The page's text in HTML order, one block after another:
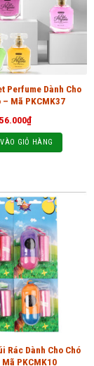
Perfume Dành Cho
– Mã PKCMK37
56.000₫
GIỎ HÀNG
Rác Dành Cho Chó
PKCMK10